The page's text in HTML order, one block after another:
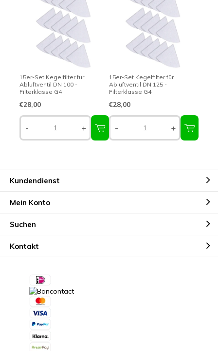
15er-Set Kegelfilter für
Abluftventil DN 100 -
Filterklasse G4
€28,00
- +
15er-Set Kegelfilter für
Abluftventil DN 125 -
Filterklasse G4
€28,00
- +
Kundendienst
Mein Konto
Suchen
Kontakt